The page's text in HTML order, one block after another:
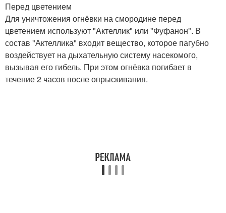
Перед цветением
Для уничтожения огнёвки на смородине перед
цветением используют "Актеллик" или "Фуфанон". В
состав "Актеллика" входит вещество, которое пагубно
воздействует на дыхательную систему насекомого,
вызывая его гибель. При этом огнёвка погибает в
течение 2 часов после опрыскивания.